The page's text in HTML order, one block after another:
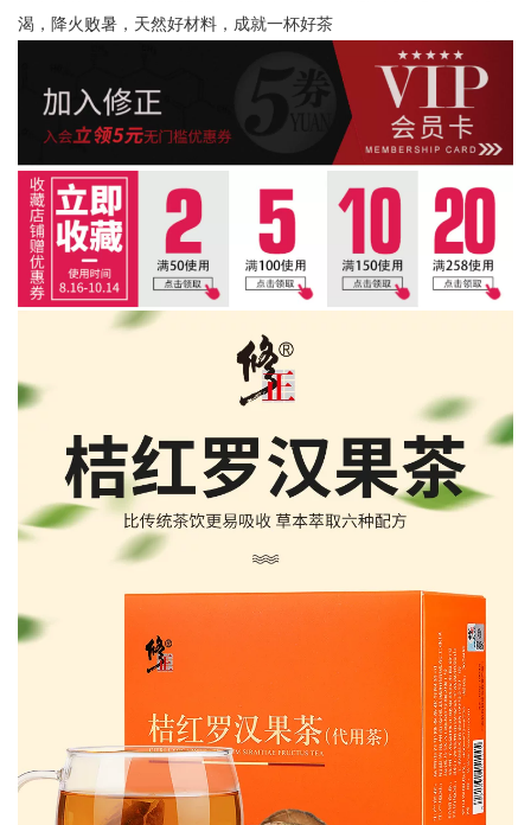
渴，降火败暑，天然好材料，成就一杯好茶